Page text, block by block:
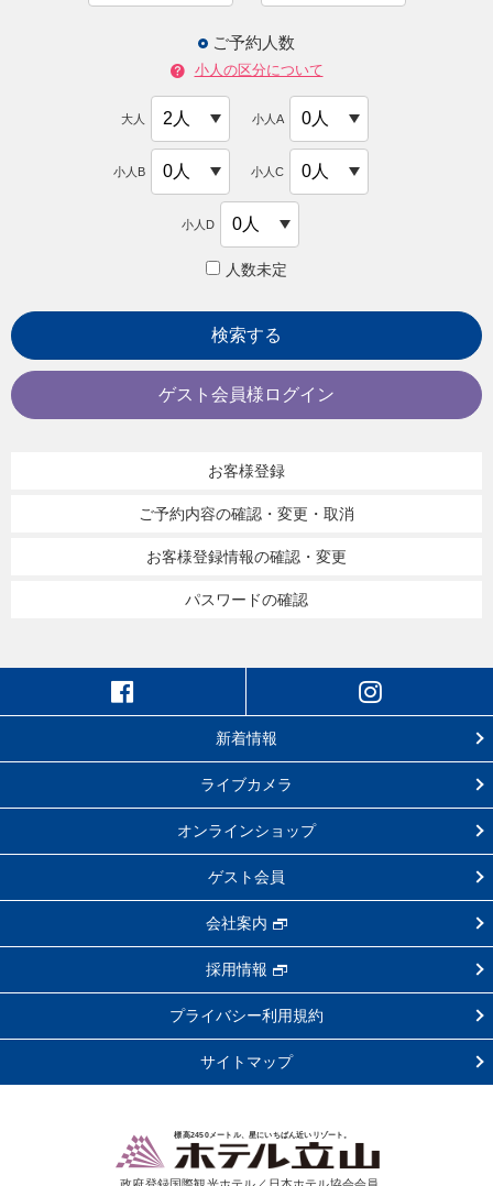
ご予約人数
小人の区分について
大人 小人A
小人B 小人C
小人D
人数未定
検索する
ゲスト会員様ログイン
お客様登録
ご予約内容の確認・変更・取消
お客様登録情報の確認・変更
パスワードの確認
新着情報
ライブカメラ
オンラインショップ
ゲスト会員
会社案内
採用情報
プライバシー利用規約
サイトマップ
標高2450メートル、星にいちばん近いリゾート。